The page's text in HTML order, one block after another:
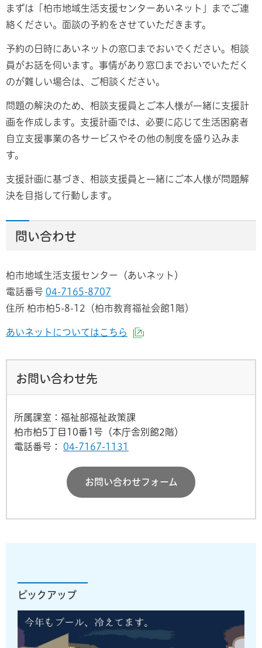
まずは「柏市地域生活支援センターあいネット」までご連
絡ください。面談の予約をさせていただきます。
予約の日時にあいネットの窓口までおいでください。相談
員がお話を伺います。事情があり窓口までおいでいただく
のが難しい場合は、ご相談ください。
問題の解決のため、相談支援員とご本人様が一緒に支援計
画を作成します。支援計画では、必要に応じて生活困窮者
自立支援事業の各サービスやその他の制度を盛り込みま
す。
支援計画に基づき、相談支援員と一緒にご本人様が問題解
決を目指して行動します。
問い合わせ
柏市地域生活支援センター（あいネット）
電話番号 04-7165-8707
住所 柏市柏5-8-12（柏市教育福祉会館1階）
あいネットについてはこちら
お問い合わせ先
所属課室：福祉部福祉政策課
柏市柏5丁目10番1号（本庁舎別館2階）
電話番号：
04-7167-1131
お問い合わせフォーム
ピックアップ